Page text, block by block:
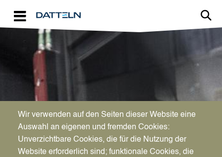
WIRTSCHAFTSFÖRDERUNG
Die Übergabe sorgfältig
planen
Wir verwenden auf den Seiten dieser Website eine
Auswahl an eigenen und fremden Cookies:
Unverzichtbare Cookies, die für die Nutzung der
Website erforderlich sind; funktionale Cookies, die